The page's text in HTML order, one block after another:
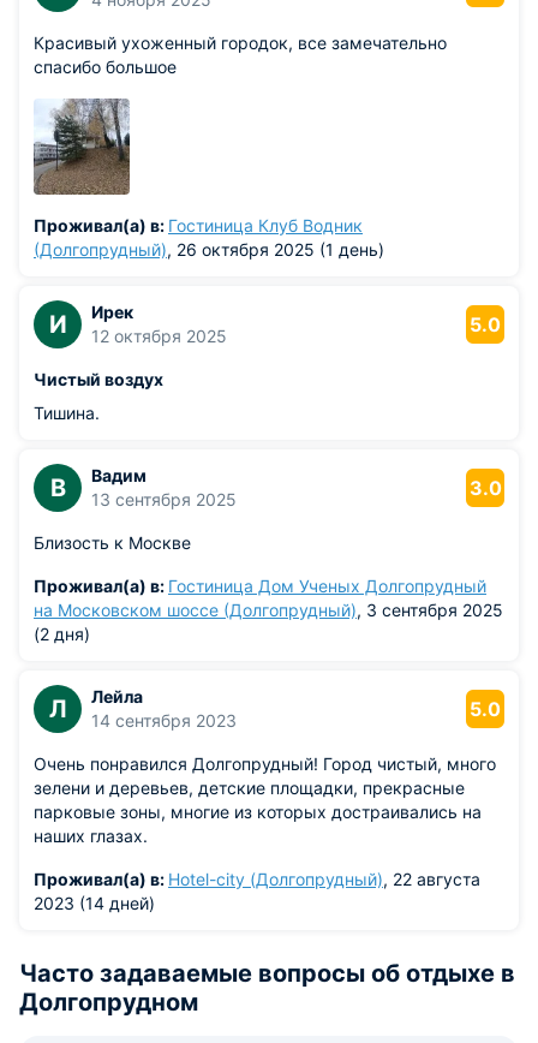
Красивый ухоженный городок, все замечательно
спасибо большое
Проживал(а) в: Гостиница Клуб Водник
(Долгопрудный), 26 октября 2025 (1 день)
И
Ирек
12 октября 2025
5.0
Чистый воздух
Тишина.
В
Вадим
13 сентября 2025
3.0
Близость к Москве
Проживал(а) в: Гостиница Дом Ученых Долгопрудный
на Московском шоссе (Долгопрудный), 3 сентября 2025
(2 дня)
Л
Лейла
14 сентября 2023
5.0
Очень понравился Долгопрудный! Город чистый, много
зелени и деревьев, детские площадки, прекрасные
парковые зоны, многие из которых достраивались на
наших глазах.
Проживал(а) в: Hotel-city (Долгопрудный), 22 августа
2023 (14 дней)
Часто задаваемые вопросы об отдыхе в
Долгопрудном